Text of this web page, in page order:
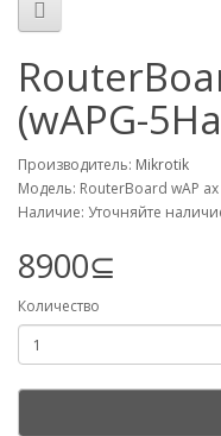
(wAPG-
Производитель: Mikrotik
Модель: RouterBoard wAP ax
Наличие: Уточняйте
8900⊆
Количество